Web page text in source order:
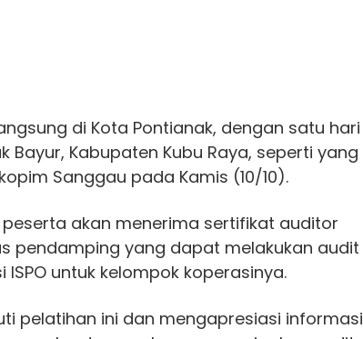
di Kota Pontianak, dengan satu hari
Bayur, Kabupaten Kubu Raya, seperti yang
Sanggau pada Kamis (10/10).
akan menerima sertifikat auditor
pendamping yang dapat melakukan audit
untuk kelompok koperasinya.
pelatihan ini dan mengapresiasi informasi